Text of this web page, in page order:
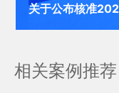
关于公布核准
相关案例推荐